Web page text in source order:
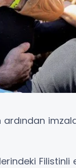
ardından
Filistinli